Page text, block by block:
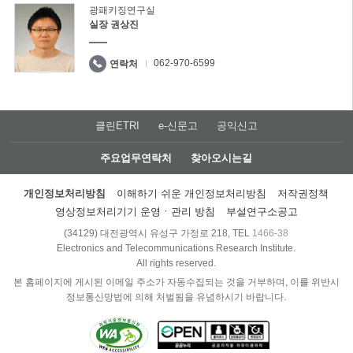
광패키징연구실
실장 권상진
연락처 062-970-6599
클린ETRI e-신문고 공익신고
주요업무연락처 찾아오시는길
개인정보처리방침 이해하기 쉬운 개인정보처리방침
저작권정책
영상정보처리기기 운영ㆍ관리 방침
부설연구소공고
(34129) 대전광역시 유성구 가정로 218, TEL 1466-38
Electronics and Telecommunications Research Institute.
All rights reserved.
본 홈페이지에 게시된 이메일 주소가 자동수집되는 것을 거부하며, 이를 위반시
정보통신망법에 의해 처벌됨을 유념하시기 바랍니다.